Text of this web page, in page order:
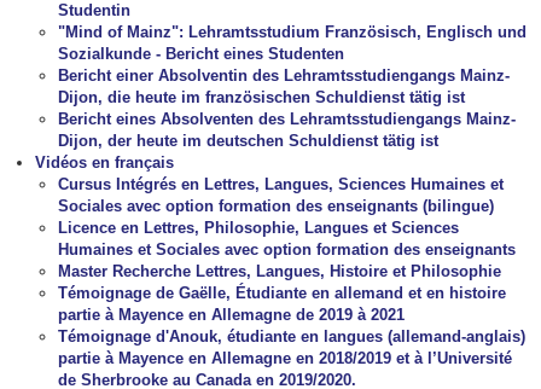
Studentin
"Mind of Mainz": Lehramtsstudium Französisch, Englisch und
Sozialkunde - Bericht eines Studenten
Bericht einer Absolventin des Lehramtsstudiengangs Mainz-
Dijon, die heute im französischen Schuldienst tätig ist
Bericht eines Absolventen des Lehramtsstudiengangs Mainz-
Dijon, der heute im deutschen Schuldienst tätig ist
Vidéos en français
Cursus Intégrés en Lettres, Langues, Sciences Humaines et
Sociales avec option formation des enseignants (bilingue)
Licence en Lettres, Philosophie, Langues et Sciences
Humaines et Sociales avec option formation des enseignants
Master Recherche Lettres, Langues, Histoire et Philosophie
Témoignage de Gaëlle, Étudiante en allemand et en histoire
partie à Mayence en Allemagne de 2019 à 2021
Témoignage d'Anouk, étudiante en langues (allemand-anglais)
partie à Mayence en Allemagne en 2018/2019 et à l’Université
de Sherbrooke au Canada en 2019/2020.